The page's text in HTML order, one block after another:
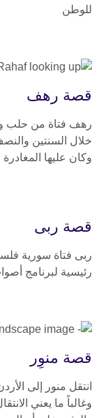
للوطن
قصة رهف
خلال السنتين
وكان عليها
قصة ربى
ربى فتاة سورية
رئيسية لبرنامج
قصة منوِر
وغالباً ما يعني